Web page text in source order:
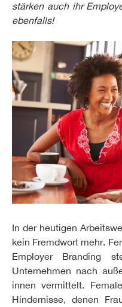
stärken auch ihr
ebenfalls!
In der heutigen
kein Fremdwort mehr.
Employer Branding
Unternehmen nach
innen vermittelt.
Hindernisse, denen